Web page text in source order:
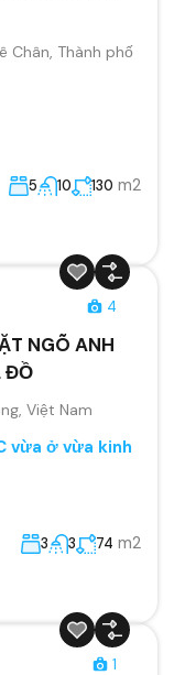
Chân, Thành phố
5 10 130 m2
4
NGÕ ANH
ĐỒ
Việt Nam
vừa ở vừa kinh
3 3 74 m2
1